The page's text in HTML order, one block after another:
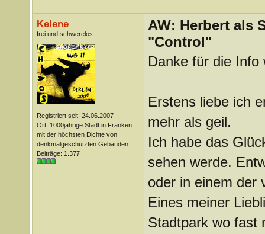
Kelene
frei und schwerelos
Registriert seit: 24.06.2007
Ort: 1000jährige Stadt in Franken
mit der höchsten Dichte von
denkmalgeschützten Gebäuden
Beiträge: 1.377
AW: Herbert als
"Control"
Danke für die
Erstens liebe ich
mehr als geil.
Ich habe das
sehen werde.
oder in einem der
Eines meiner
Stadtpark wo fast